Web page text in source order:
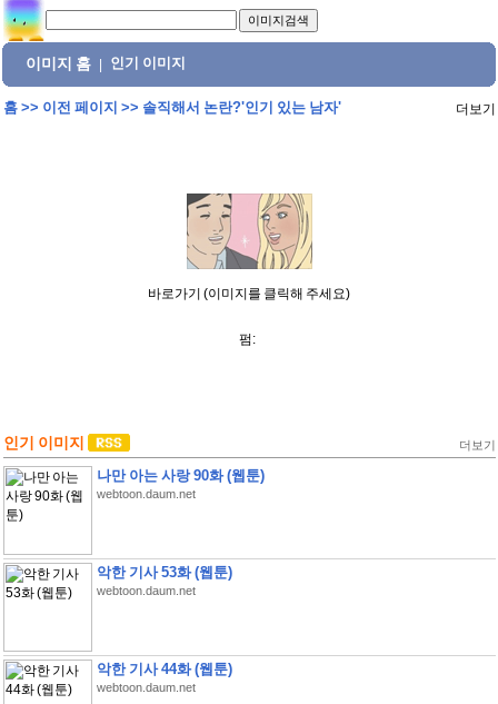
이미지 홈 인기 이미지
홈>> 이전 페이지 >> 솔직해서 논란?'인기 있는 남자' 더보기
바로가기 (이미지를 클릭해 주세요)
펌:
인기 이미지 더보기
나만 아는 사랑 90화 (웹툰)
webtoon.daum.net
악한 기사 53화 (웹툰)
webtoon.daum.net
악한 기사 44화 (웹툰)
webtoon.daum.net